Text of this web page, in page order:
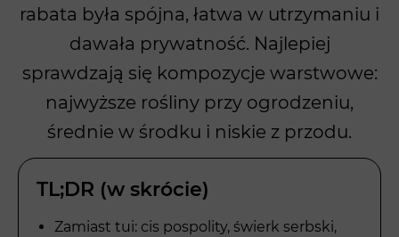
rabata była spójna, łatwa w utrzymaniu i
dawała prywatność. Najlepiej
sprawdzają się kompozycje warstwowe:
najwyższe rośliny przy ogrodzeniu,
średnie w środku i niskie z przodu.
TL;DR (w skrócie)
Zamiast tui: cis pospolity, świerk serbski,